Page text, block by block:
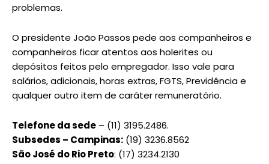
problemas.
O presidente João Passos pede aos companheiros e
companheiros ficar atentos aos holerites ou
depósitos feitos pelo empregador. Isso vale para
salários, adicionais, horas extras, FGTS, Previdência e
qualquer outro item de caráter remuneratório.
Telefone da sede – (11) 3195.2486.
Subsedes – Campinas: (19) 3236.8562
São José do Rio Preto: (17) 3234.2130